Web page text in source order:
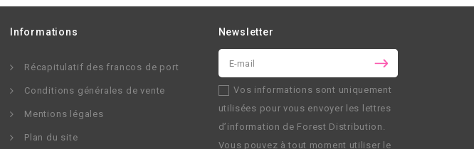
Informations
Récapitulatif des francos de port
Conditions générales de vente
Mentions légales
Plan du site
Newsletter
Vos informations sont uniquement
utilisées pour vous envoyer les lettres
d’information de Forest Distribution .
Vous pouvez à tout moment utiliser le